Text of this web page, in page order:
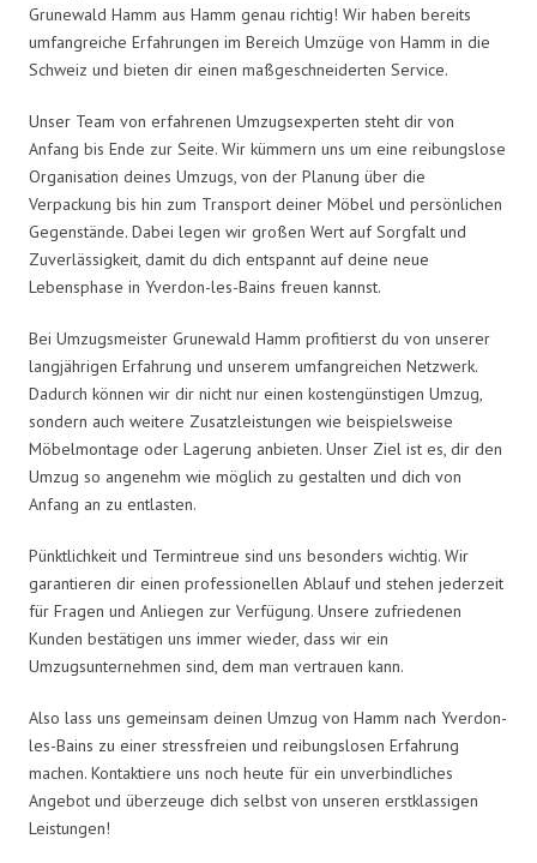
Grunewald Hamm aus Hamm genau richtig! Wir haben bereits
umfangreiche Erfahrungen im Bereich Umzüge von Hamm in die
Schweiz und bieten dir einen maßgeschneiderten Service.
Unser Team von erfahrenen Umzugsexperten steht dir von
Anfang bis Ende zur Seite. Wir kümmern uns um eine reibungslose
Organisation deines Umzugs, von der Planung über die
Verpackung bis hin zum Transport deiner Möbel und persönlichen
Gegenstände. Dabei legen wir großen Wert auf Sorgfalt und
Zuverlässigkeit, damit du dich entspannt auf deine neue
Lebensphase in Yverdon-les-Bains freuen kannst.
Bei Umzugsmeister Grunewald Hamm profitierst du von unserer
langjährigen Erfahrung und unserem umfangreichen Netzwerk.
Dadurch können wir dir nicht nur einen kostengünstigen Umzug,
sondern auch weitere Zusatzleistungen wie beispielsweise
Möbelmontage oder Lagerung anbieten. Unser Ziel ist es, dir den
Umzug so angenehm wie möglich zu gestalten und dich von
Anfang an zu entlasten.
Pünktlichkeit und Termintreue sind uns besonders wichtig. Wir
garantieren dir einen professionellen Ablauf und stehen jederzeit
für Fragen und Anliegen zur Verfügung. Unsere zufriedenen
Kunden bestätigen uns immer wieder, dass wir ein
Umzugsunternehmen sind, dem man vertrauen kann.
Also lass uns gemeinsam deinen Umzug von Hamm nach Yverdon-
les-Bains zu einer stressfreien und reibungslosen Erfahrung
machen. Kontaktiere uns noch heute für ein unverbindliches
Angebot und überzeuge dich selbst von unseren erstklassigen
Leistungen!